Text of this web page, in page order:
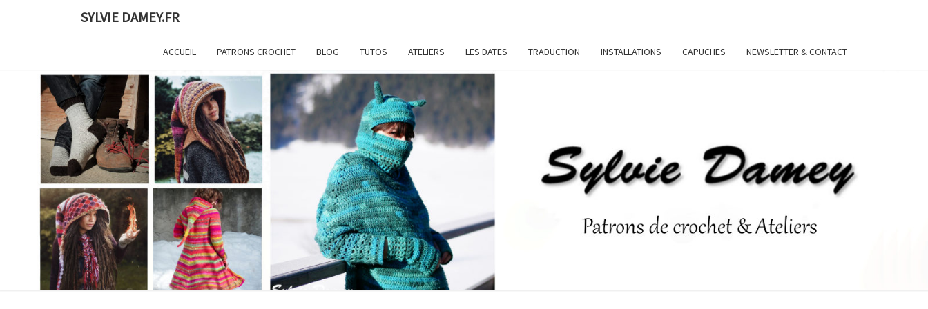
SYLVIE DAMEY.FR
ACCUEIL PATRONS CROCHET BLOG TUTOS ATELIERS LES DATES TRADUCTION INSTALLATIONS CAPUCHES NEWSLETTER & CONTACT
SYLVIE
Crochet
Et